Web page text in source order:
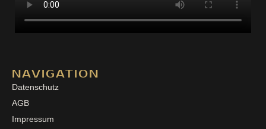
NAVIGATION
Datenschutz
AGB
Impressum